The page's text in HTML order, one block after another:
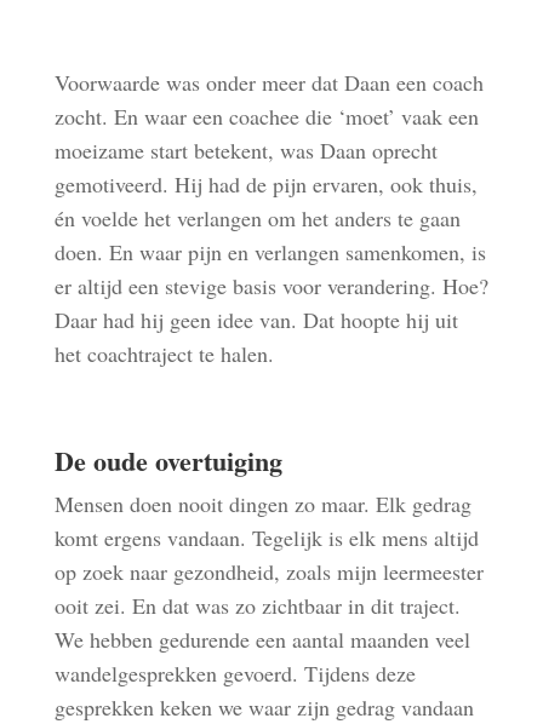
Voorwaarde was onder meer dat Daan een coach
zocht. En waar een coachee die ‘moet’ vaak een
moeizame start betekent, was Daan oprecht
gemotiveerd. Hij had de pijn ervaren, ook thuis,
én voelde het verlangen om het anders te gaan
doen. En waar pijn en verlangen samenkomen, is
er altijd een stevige basis voor verandering. Hoe?
Daar had hij geen idee van. Dat hoopte hij uit
het coachtraject te halen.
De oude overtuiging
Mensen doen nooit dingen zo maar. Elk gedrag
komt ergens vandaan. Tegelijk is elk mens altijd
op zoek naar gezondheid, zoals mijn leermeester
ooit zei. En dat was zo zichtbaar in dit traject.
We hebben gedurende een aantal maanden veel
wandelgesprekken gevoerd. Tijdens deze
gesprekken keken we waar zijn gedrag vandaan